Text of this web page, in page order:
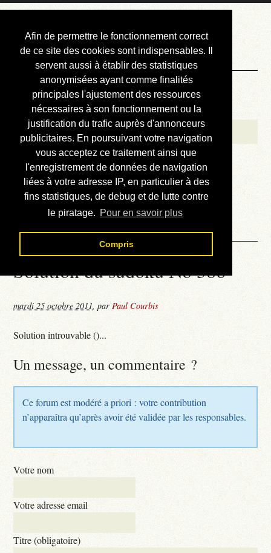
Afin de permettre le fonctionnement correct
de ce site des cookies sont indispensables. Il
servent aussi à établir des statistiques
anonymisées ayant comme finalités
principales l'ajustement des ressources
nécessaires à son fonctionnement ou la
justification du trafic auprès d'annonceurs
publicitaires. En poursuivant votre navigation
vous acceptez ce traitement ainsi que
l'enregistrement de données de navigation
liées à votre adresse IP, en particulier à des
fins statistiques, de debug et de lutte contre
le piratage. Pour en savoir plus
Compris
Courbis, « LE »
Blog Officiel
Bienvenue
Réalisations
Divers (et d’été)
Annonces
Liens externes
Téléchargement
Contact
Solution du sudoku No 386
mardi 25 octobre 2011,parPaul Courbis
Solution introuvable ()...
Un message, un commentaire ?
Ce forum est modéré a priori : votre contribution
n’apparaîtra qu’après avoir été validée par les responsables.
Votre nom
Votre adresse email
Titre (obligatoire)